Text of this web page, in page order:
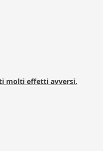
molti effetti avversi,